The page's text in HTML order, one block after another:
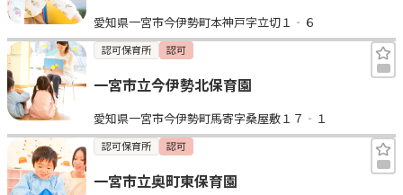
愛知県一宮市今伊勢町本神戸字立切１‐６
認可保育所 認可
一宮市立今伊勢北保育園
愛知県一宮市今伊勢町馬寄字桑屋敷１７‐１
認可保育所 認可
一宮市立奥町東保育園